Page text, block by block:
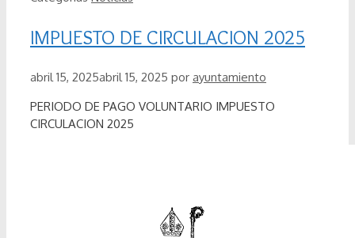
IMPUESTO DE CIRCULACION 2025
abril 15, 2025abril 15, 2025 por ayuntamiento
PERIODO DE PAGO VOLUNTARIO IMPUESTO
CIRCULACION 2025